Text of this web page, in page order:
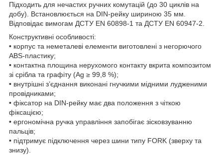
Підходить для нечастих ручних комутацій (до 30 циклів на
добу). Встановлюється на DIN-рейку шириною 35 мм.
Відповідає вимогам ДСТУ EN 60898-1 та ДСТУ EN 60947-2.
Конструктивні особливості:
• корпус та неметалеві елементи виготовлені з негорючого
ABS-пластику;
• контактна площина нерухомого контакту вкрита композитом
зі срібла та графіту (Ag ≥ 99,8 %);
• внутрішні з’єднання виконані гнучкими мідними лудженими
провідниками;
• фіксатор на DIN-рейку має два положення з чіткою
фіксацією;
• ергономічна ручка управління запобігає зісковзуванню
пальців;
• підтримує підключення через шини типу FORK (зверху та
знизу).